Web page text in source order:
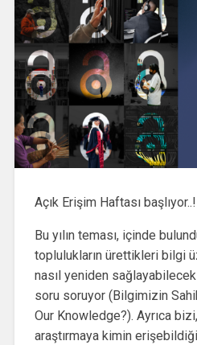
Açık Erişim Haftası başlıyor..!
Bu yılın teması, içinde
toplulukların ürettikleri bilgi
nasıl yeniden
soru soruyor (Bilgimizin
Our Knowledge?). Ayrıca
araştırmaya kimin